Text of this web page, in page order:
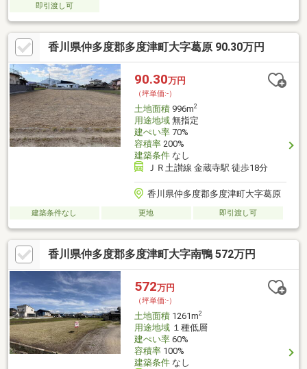
即引渡し可
香川県仲多度郡多度津町大字葛原 90.30万円
90.30万円
（坪単価:-）
土地面積996m2
用途地域無指定
建ぺい率70%
容積率200%
建築条件なし
ＪＲ土讃線 金蔵寺駅 徒歩18分
香川県仲多度郡多度津町大字葛原
建築条件なし 更地 即引渡し可
香川県仲多度郡多度津町大字南鴨 572万円
572万円
（坪単価:-）
土地面積1261m2
用途地域１種低層
建ぺい率60%
容積率100%
建築条件なし